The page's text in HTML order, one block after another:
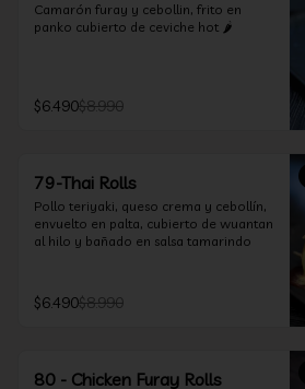
Camarón furay y cebollin, frito en
panko cubierto de ceviche hot 🌶️
$6.490$8.990
79-Thai Rolls
Pollo teriyaki, queso crema y cebollín,
envuelto en palta, cubierto de wuantan
al hilo y bañado en salsa tamarindo
$6.490$8.990
80 - Chicken Furay Rolls